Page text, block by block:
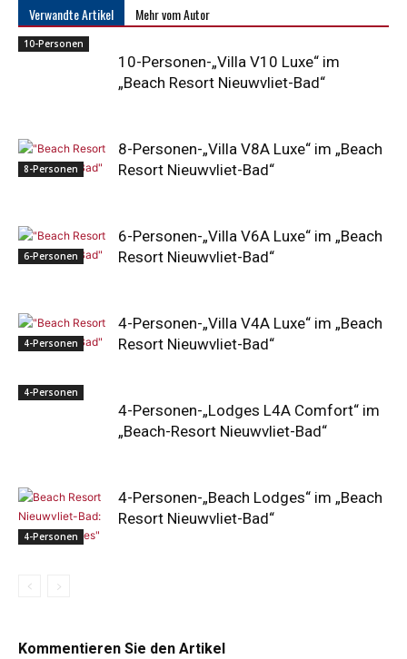
Verwandte Artikel Mehr vom Autor
10-Personen
10-Personen-„Villa V10 Luxe“ im
„Beach Resort Nieuwvliet-Bad“
8-Personen
8-Personen-„Villa V8A Luxe“ im „Beach
Resort Nieuwvliet-Bad“
6-Personen
6-Personen-„Villa V6A Luxe“ im „Beach
Resort Nieuwvliet-Bad“
4-Personen
4-Personen-„Villa V4A Luxe“ im „Beach
Resort Nieuwvliet-Bad“
4-Personen
4-Personen-„Lodges L4A Comfort“ im
„Beach-Resort Nieuwvliet-Bad“
4-Personen
4-Personen-„Beach Lodges“ im „Beach
Resort Nieuwvliet-Bad“
Kommentieren Sie den Artikel